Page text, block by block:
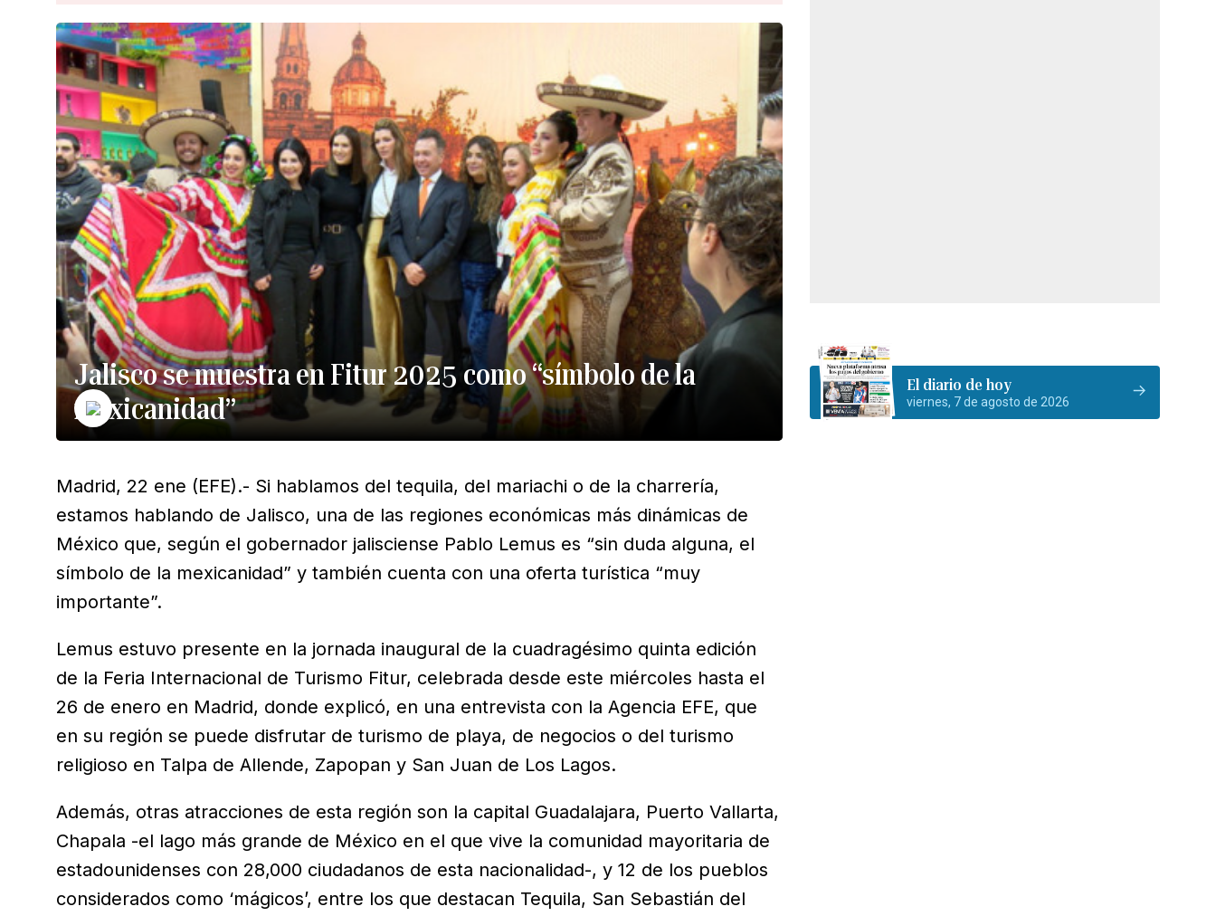
Jalisco se muestra en Fitur 2025 como “símbolo de la
mexicanidad”
Madrid, 22 ene (EFE).- Si hablamos del tequila, del mariachi o de la charrería,
estamos hablando de Jalisco, una de las regiones económicas más dinámicas de
México que, según el gobernador jalisciense Pablo Lemus es “sin duda alguna, el
símbolo de la mexicanidad” y también cuenta con una oferta turística “muy
importante”.
Lemus estuvo presente en la jornada inaugural de la cuadragésimo quinta edición
de la Feria Internacional de Turismo Fitur, celebrada desde este miércoles hasta el
26 de enero en Madrid, donde explicó, en una entrevista con la Agencia EFE, que
en su región se puede disfrutar de turismo de playa, de negocios o del turismo
religioso en Talpa de Allende, Zapopan y San Juan de Los Lagos.
Además, otras atracciones de esta región son la capital Guadalajara, Puerto Vallarta,
Chapala -el lago más grande de México en el que vive la comunidad mayoritaria de
estadounidenses con 28,000 ciudadanos de esta nacionalidad-, y 12 de los pueblos
considerados como ‘mágicos’, entre los que destacan Tequila, San Sebastián del
El diario de hoy
viernes, 7 de agosto de 2026